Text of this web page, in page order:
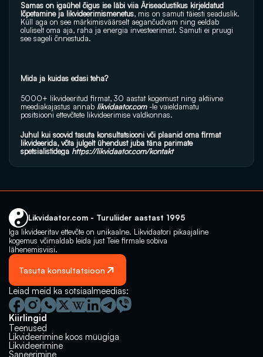
Samas on igaühel õigus ise läbi viia Äriseadustikus kirjeldatud
lõpetamine ja likvideerimismenetus, mis on samuti täiesti seaduslik.
Küll aga on see märkimisväärselt aeganõudvam ning eeldab
oluliselt oma aja, raha ja energia investeerimist. Samuti ei pruugi
see sageli õnnestuda.
Mida ja kuidas edasi teha?
5000+ likvideeritud firmat, 30 aastat kogemust ning aktiivne
meediakajastus annab likvidaator.com -le vaieldamatu
positsiooni ettevõtete likvideerimise valdkonnas.
Juhul kui soovid tasuta konsultatsiooni või plaanid oma firmat
likvideerida, võta julgelt ühendust juba täna parimate
spetsialistidega https://likvidaator.com/kontakt
Likvidaator.com - Turuliider aastast 1995
Iga likvideeritav ettevõte on unikaalne. Likvidaatori pikaajaline
kogemus võimaldab leida just Teie firmale sobiva
lähenemisviisi.
Tasuta konsultatsioon
Leiad meid ka sotsiaalmeedias:
Kiirlingid
Teenused
Likvideerimine koos müügiga
Likvideerimine
Saneerimine